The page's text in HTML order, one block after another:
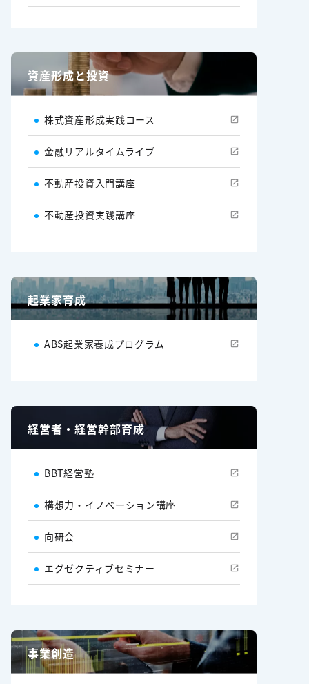
資産形成と投資
株式資産形成実践コース
金融リアルタイムライブ
不動産投資入門講座
不動産投資実践講座
起業家育成
ABS起業家養成プログラム
経営者・経営幹部育成
BBT経営塾
構想力・イノベーション講座
向研会
エグゼクティブセミナー
事業創造